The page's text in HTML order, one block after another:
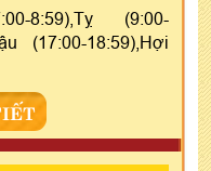
8:59),Tỵ (9:00-
(17:00-18:59),Hợi